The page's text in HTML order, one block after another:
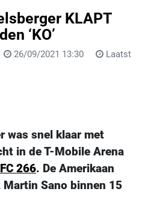
KLAPT
‘KO’
26/09/2021 13:30
Laatst
was snel klaar met
in de T-Mobile Arena
266. De Amerikaan
Sano binnen 15